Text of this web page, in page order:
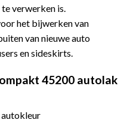
verwerken is.
het bijwerken van
van nieuwe auto
en sideskirts.
45200 autolak